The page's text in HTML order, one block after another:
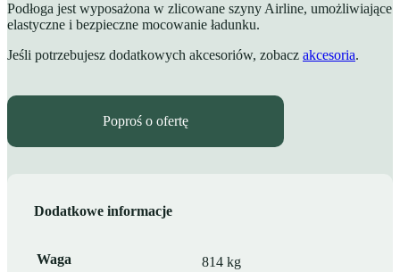
Podłoga jest wyposażona w zlicowane szyny Airline, umożliwiające
elastyczne i bezpieczne mocowanie ładunku.
Jeśli potrzebujesz dodatkowych akcesoriów, zobacz akcesoria.
Poproś o ofertę
Dodatkowe informacje
Waga
814 kg